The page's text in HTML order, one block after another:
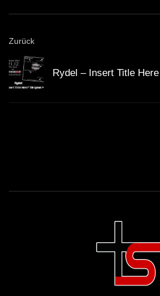
Björn Torwellen –
Zurück
Rydel – Insert Title